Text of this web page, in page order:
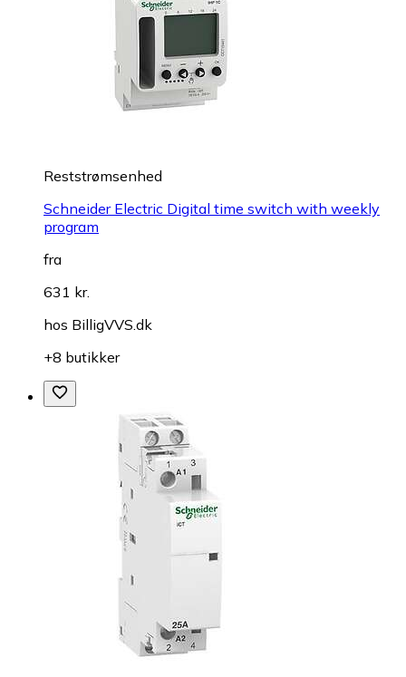
Reststrømsenhed
Schneider Electric Digital time switch with weekly
program
fra
631 kr.
hos BilligVVS.dk
+8 butikker